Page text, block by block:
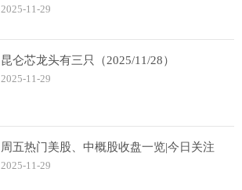
2025-11-29
昆仑芯龙头有三只（2025/11/28）
2025-11-29
周五热门美股、中概股收盘一览|今日关注
2025-11-29